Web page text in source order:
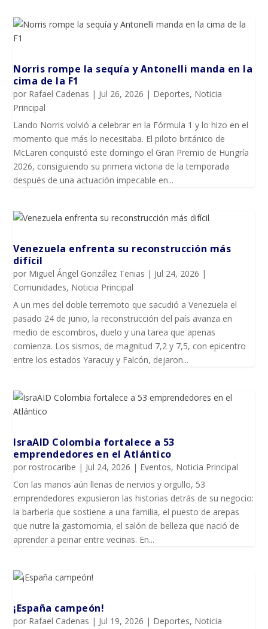
Norris rompe la sequía y Antonelli manda en la
cima de la F1
por Rafael Cadenas | Jul 26, 2026 | Deportes, Noticia
Principal
Lando Norris volvió a celebrar en la Fórmula 1 y lo hizo en el
momento que más lo necesitaba. El piloto británico de
McLaren conquistó este domingo el Gran Premio de Hungría
2026, consiguiendo su primera victoria de la temporada
después de una actuación impecable en...
Venezuela enfrenta su reconstrucción más
difícil
por Miguel Ángel González Tenias | Jul 24, 2026 |
Comunidades, Noticia Principal
A un mes del doble terremoto que sacudió a Venezuela el
pasado 24 de junio, la reconstrucción del país avanza en
medio de escombros, duelo y una tarea que apenas
comienza. Los sismos, de magnitud 7,2 y 7,5, con epicentro
entre los estados Yaracuy y Falcón, dejaron...
IsraAID Colombia fortalece a 53
emprendedores en el Atlántico
porrostrocaribe | Jul 24, 2026 | Eventos, Noticia Principal
Con las manos aún llenas de nervios y orgullo, 53
emprendedores expusieron las historias detrás de su negocio:
la barbería que sostiene a una familia, el puesto de arepas
que nutre la gastornomia, el salón de belleza que nació de
aprender a peinar entre vecinas. En...
¡España campeón!
por Rafael Cadenas | Jul 19, 2026 | Deportes, Noticia